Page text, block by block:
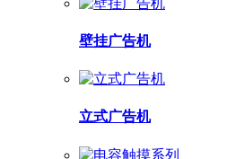
壁挂广告机
立式广告机